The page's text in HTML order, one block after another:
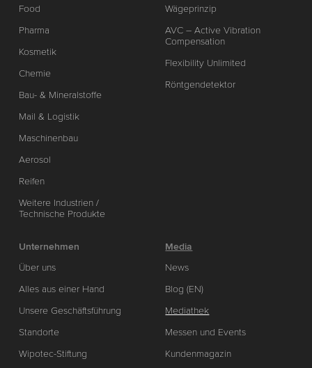
Food
Pharma
Kosmetik
Chemie
Bau- & Mineralstoffe
Mail & Logistik
Maschinenbau
Aerosol
Reifen
Weitere Industrien /
Technische Produkte
Wägeprinzip
AVC – Active Vibration
Compensation
Flexibility Unlimited
Röntgendetektor
Unternehmen
Über uns
Alles aus einer Hand
Unsere Geschäftsführung
Standorte
Wipotec-Stiftung
Media
News
Blog (EN)
Mediathek
Messen und Events
Kundenmagazin